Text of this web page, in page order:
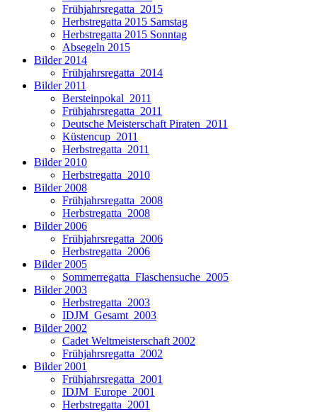
Frühjahrsregatta_2015
Herbstregatta 2015 Samstag
Herbstregatta 2015 Sonntag
Absegeln 2015
Bilder 2014
Frühjahrsregatta_2014
Bilder 2011
Bersteinpokal_2011
Frühjahrsregatta_2011
Deutsche Meisterschaft Piraten_2011
Küstencup_2011
Herbstregatta_2011
Bilder 2010
Herbstregatta_2010
Bilder 2008
Frühjahrsregatta_2008
Herbstregatta_2008
Bilder 2006
Frühjahrsregatta_2006
Herbstregatta_2006
Bilder 2005
Sommerregatta_Flaschensuche_2005
Bilder 2003
Herbstregatta_2003
IDJM_Gesamt_2003
Bilder 2002
Cadet Weltmeisterschaft 2002
Frühjahrsregatta_2002
Bilder 2001
Frühjahrsregatta_2001
IDJM_Europe_2001
Herbstregatta_2001